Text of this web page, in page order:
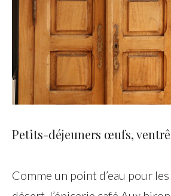
Petits-déjeuners œufs,
Comme un point d’eau pour